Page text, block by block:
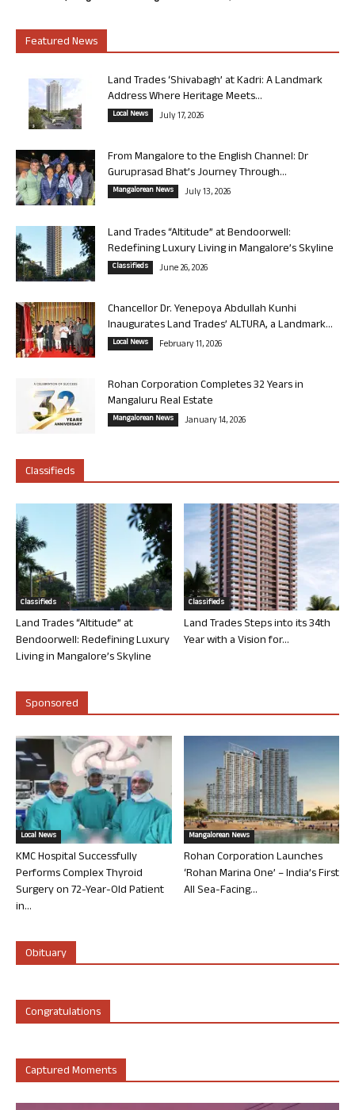
Featured News
Land Trades ‘Shivabagh’ at Kadri: A Landmark
Address Where Heritage Meets...
Local News July 17, 2026
From Mangalore to the English Channel: Dr
Guruprasad Bhat’s Journey Through...
Mangalorean News July 13, 2026
Land Trades “Altitude” at Bendoorwell:
Redefining Luxury Living in Mangalore’s Skyline
Classifieds June 26, 2026
Chancellor Dr. Yenepoya Abdullah Kunhi
Inaugurates Land Trades’ ALTURA, a Landmark...
Local News February 11, 2026
Rohan Corporation Completes 32 Years in
Mangaluru Real Estate
Mangalorean News January 14, 2026
Classifieds
Classifieds
Land Trades “Altitude” at
Bendoorwell: Redefining Luxury
Living in Mangalore’s Skyline
Classifieds
Land Trades Steps into its 34th
Year with a Vision for...
Sponsored
Local News
KMC Hospital Successfully
Performs Complex Thyroid
Surgery on 72-Year-Old Patient
in...
Mangalorean News
Rohan Corporation Launches
‘Rohan Marina One’ – India’s First
All Sea-Facing...
Obituary
Congratulations
Captured Moments